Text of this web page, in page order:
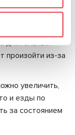
другие узлы
и
длительный
произойти из-за
увеличить,
и езды по
за состоянием